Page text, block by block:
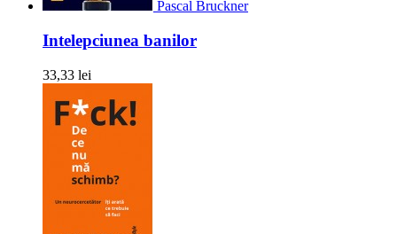
Pascal Bruckner
Intelepciunea banilor
33,33 lei